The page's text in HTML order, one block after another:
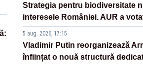
Strategia pentru biodiversitate
interesele României. AUR a
5 aug. 2026, 17:15
Vladimir Putin reorganizează
înființat o nouă structură